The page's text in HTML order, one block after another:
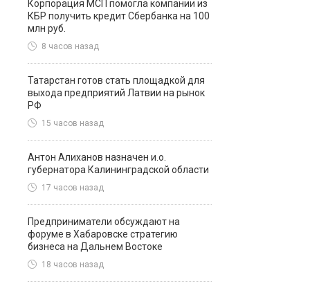
Корпорация МСП помогла компании из
КБР получить кредит Сбербанка на 100
млн руб.
8 часов назад
Татарстан готов стать площадкой для
выхода предприятий Латвии на рынок
РФ
15 часов назад
Антон Алиханов назначен и.о.
губернатора Калининградской области
17 часов назад
Предприниматели обсуждают на
форуме в Хабаровске стратегию
бизнеса на Дальнем Востоке
18 часов назад